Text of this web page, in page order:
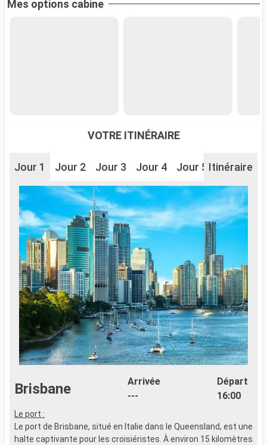
Mes options cabine
VOTRE ITINÉRAIRE
Jour 1 Jour 2 Jour 3 Jour 4 Jour 5 Itinéraire
Brisbane
Arrivée
---
Départ
16:00
Le port :
Le port de Brisbane, situé en Italie dans le Queensland, est une
halte captivante pour les croisiéristes. À environ 15 kilomètres